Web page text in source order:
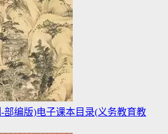
部编版)电子课本目录(义务教育教